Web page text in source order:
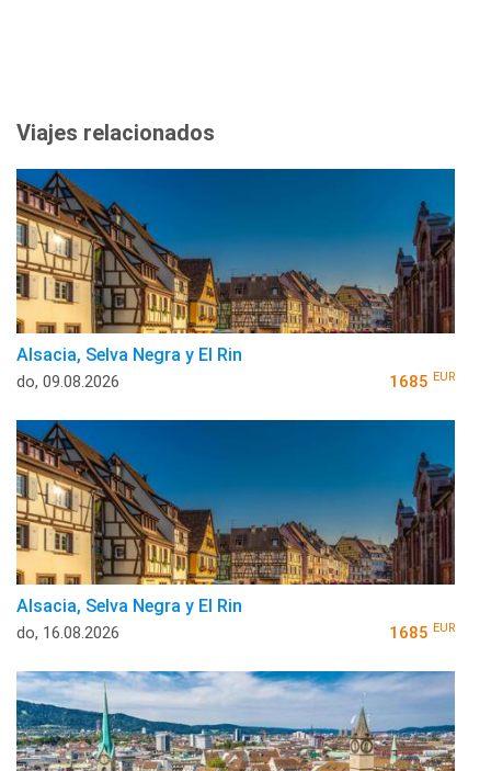
Viajes relacionados
Alsacia, Selva Negra y El Rin
do, 09.08.2026 1685 EUR
Alsacia, Selva Negra y El Rin
do, 16.08.2026 1685 EUR